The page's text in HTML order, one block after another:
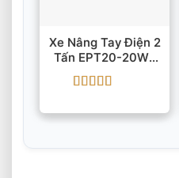
Xe Nâng Tay Điện 2
Tấn EPT20-20WA
Li-Ion
hạng55 sao